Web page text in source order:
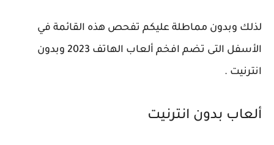
لذلك وبدون مماطلة عليكم تفحص هذه القائمة في
الأسفل التى تضم افخم ألعاب الهاتف 2023 وبدون
انترنيت .
ألعاب بدون انترنيت